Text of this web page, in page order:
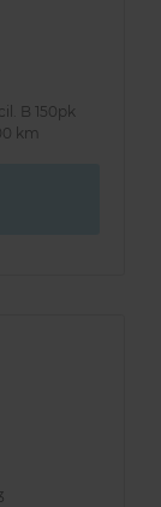
B 150pk
km